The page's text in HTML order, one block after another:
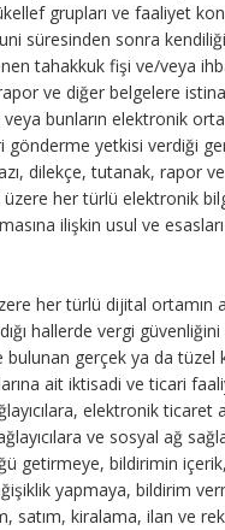
grupları ve faaliyet
süresinden sonra
tahakkuk fişi ve/veya
ve diğer belgelere
bunların elektronik
yetkisi verdiği
dilekçe, tutanak, rapor
her türlü elektronik
ilişkin usul ve
her türlü dijital ortamın
hallerde vergi
gerçek ya da tüzel
ait iktisadi ve ticari
elektronik ticaret
ve sosyal ağ
getirmeye, bildirimin
yapmaya, bildirim
satım, kiralama, ilan ve